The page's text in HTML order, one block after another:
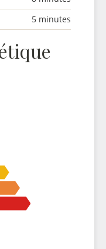
5 minutes